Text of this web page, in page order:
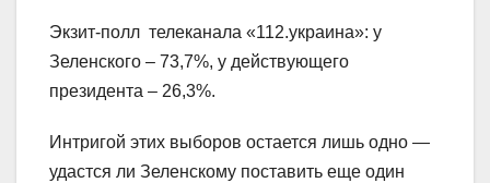
Экзит-полл телеканала «112.украина»: у
Зеленского – 73,7%, у действующего
президента – 26,3%.
Интригой этих выборов остается лишь одно —
удастся ли Зеленскому поставить еще один